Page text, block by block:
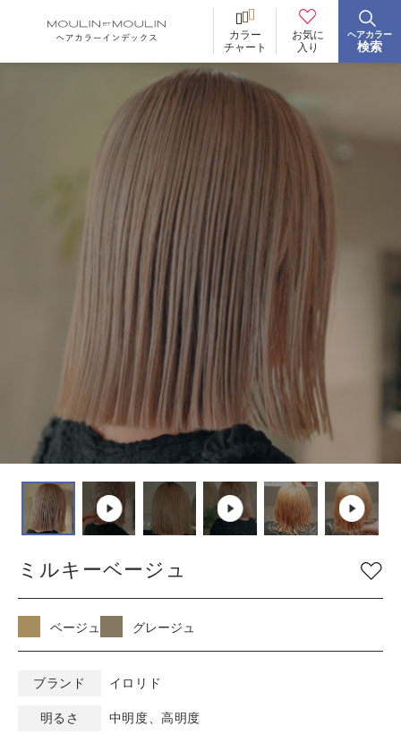
カラー
チャート
お気に
入り
ヘアカラー
検索
BRAND ブランド
ネイチャーディープカラー
ネイチャーディープ スピーディーカラー
中明度 高明度
BLEACH ブリーチ
なし
COLOR 色
ベージュ
グレージュ
シルバー
グレイ
ブラウン
アッシュ/ブルー
ピンク
マット/グリーン
レッド
オレンジ
バイオレット/パープ
イエロー/ホワイト
ミルキーベージュ
ベージュ グレージュ
ブランド イロリド
明るさ 中明度、高明度